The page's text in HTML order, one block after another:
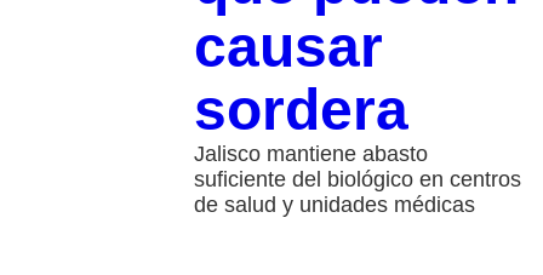
causar
sordera
Jalisco mantiene abasto
suficiente del biológico en centros
de salud y unidades médicas